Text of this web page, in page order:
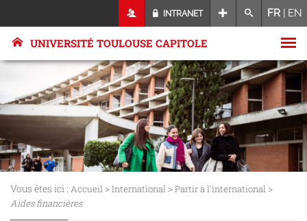
INTRANET FR | EN
UNIVERSITÉ TOULOUSE CAPITOLE
Vous êtes ici : Accueil >International >Partir à l'international >
Aides financières